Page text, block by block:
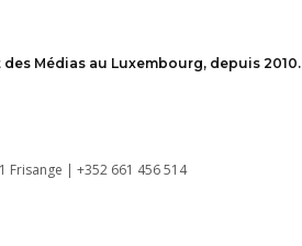
Médias au Luxembourg, depuis 2010.
Frisange | +352 661 456 514